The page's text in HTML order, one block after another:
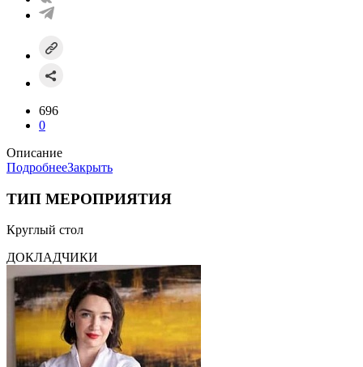
696
0
Описание
ПодробнееЗакрыть
ТИП МЕРОПРИЯТИЯ
Круглый стол
ДОКЛАДЧИКИ